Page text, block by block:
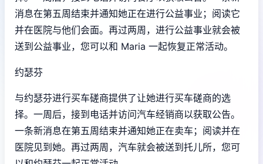
消息在第五周结束并通知她正在进行公益事业；阅读它
并在医院与他们会面。再过两周，进行公益事业就会被
送到公益事业，您可以和 Maria 一起恢复正常活动。
约瑟芬
与约瑟芬进行买车磋商提供了让她进行买车磋商的选
择。一周后，接到电话并访问汽车经销商以获取公告。
一条新消息在第五周结束并通知她正在卖车；阅读并在
医院见到她。再过两周，汽车就会被送到托儿所，您可